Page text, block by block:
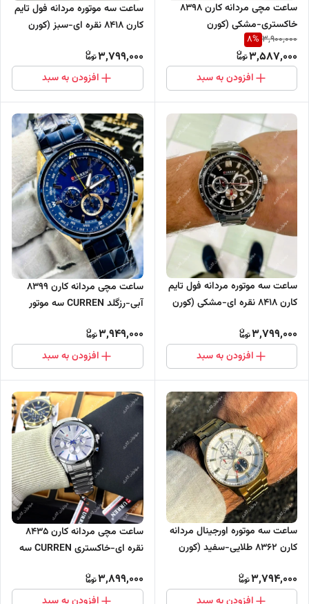
ساعت مچی مردانه کارن 8398
خاکستری-مشکی (کورن
CURREN) سه موتور فعال
3,900,000
8%
3,587,000
افزودن به سبد
ساعت سه موتوره مردانه فول تایم
کارن 8418 نقره ای-سبز (کورن
3,799,000
افزودن به سبد
ساعت سه موتوره مردانه فول تایم
کارن 8418 نقره ای-مشکی (کورن
3,799,000
افزودن به سبد
ساعت مچی مردانه کارن 8399
آبی-رزگلد CURREN سه موتور
3,949,000
افزودن به سبد
ساعت سه موتوره اورجینال مردانه
کارن 8362 طلایی-سفید (کورن
3,794,000
ساعت مچی مردانه کارن 8435
نقره ای-خاکستری CURREN سه
3,899,000